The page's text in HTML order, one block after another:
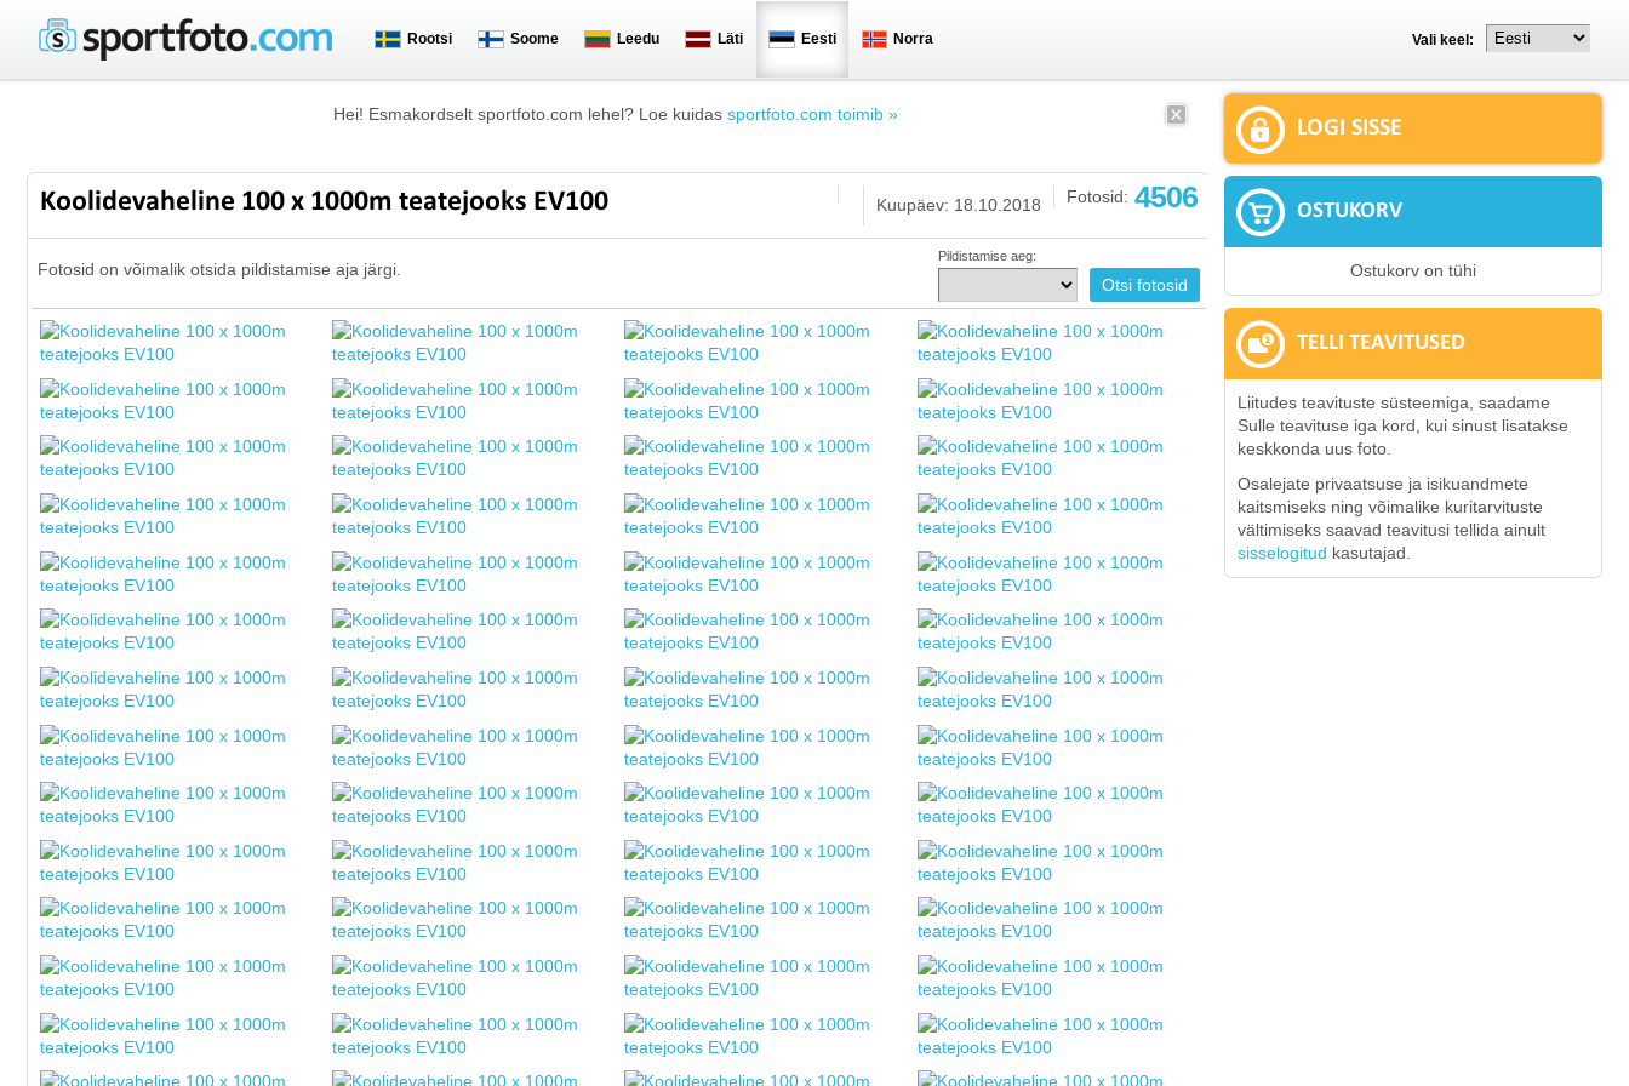
Rootsi Soome Leedu Läti Eesti Norra Vali keel:
Hei! Esmakordselt sportfoto.com lehel? Loe kuidas sportfoto.com toimib »
Koolidevaheline 100 x 1000m teatejooks EV100 Fotosid: 4506
Kuupäev: 18.10.2018
Fotosid on võimalik otsida pildistamise aja järgi.
Pildistamise aeg:
LOGI SISSE
OSTUKORV
Ostukorv on tühi
TELLI TEAVITUSED
Liitudes teavituste süsteemiga, saadame
Sulle teavituse iga kord, kui sinust lisatakse
keskkonda uus foto.
Osalejate privaatsuse ja isikuandmete
kaitsmiseks ning võimalike kuritarvituste
vältimiseks saavad teavitusi tellida ainult
sisselogitud kasutajad.